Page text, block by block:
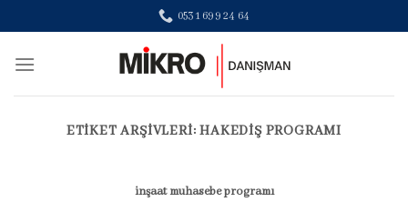
to
content
0531 699 24 64
ETIKET ARŞIVLERI:HAKEDIŞ PROGRAMI
inşaat muhasebe programı